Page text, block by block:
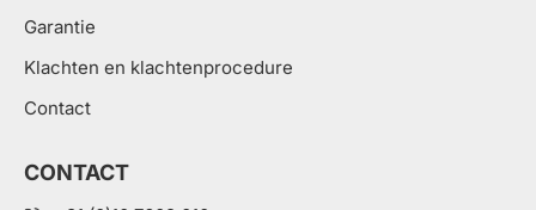
Garantie
Klachten en klachtenprocedure
Contact
CONTACT